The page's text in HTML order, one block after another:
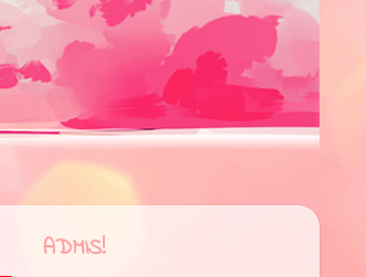
ADMIS!